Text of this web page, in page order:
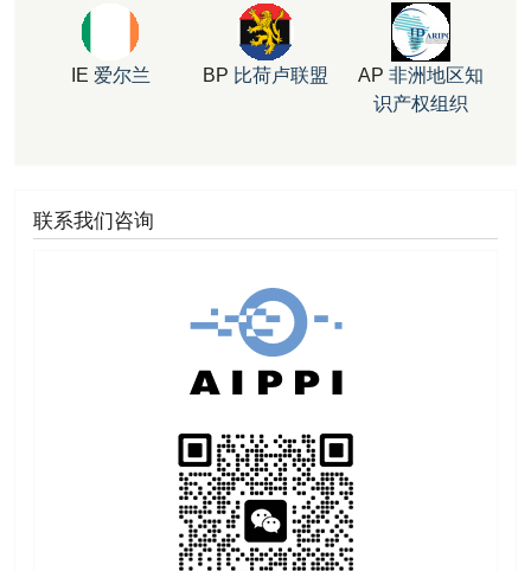
IE 爱尔兰 BP 比荷卢联盟 AP 非洲地区知
识产权组织
联系我们咨询